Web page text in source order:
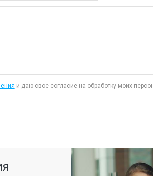
и даю свое согласие на обработку моих